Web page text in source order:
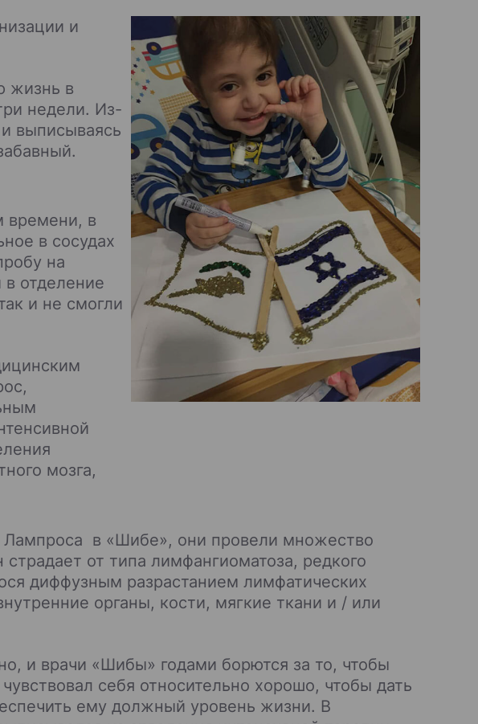
и
жизнь в
недели. Из-
выписываясь
времени, в
в сосудах
на
отделение
и не смогли
мозга,
Лампроса в «Шибе», они провели множество
от типа лимфангиоматоза, редкого
диффузным разрастанием лимфатических
органы, кости, мягкие ткани и / или
и врачи «Шибы» годами борются за то, чтобы
себя относительно хорошо, чтобы дать
ему должный уровень жизни. В